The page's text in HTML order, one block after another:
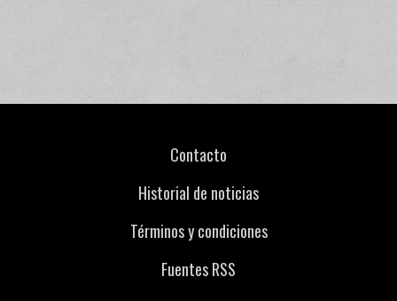
Contacto
Historial de noticias
Términos y condiciones
Fuentes RSS